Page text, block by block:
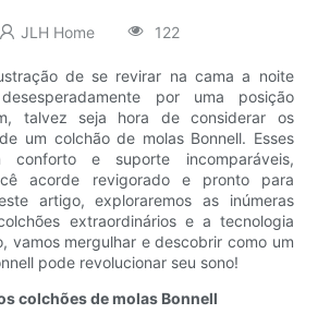
JLH Home 122
de se revirar na cama a noite
por uma posição
talvez seja hora de considerar os
um colchão de molas Bonnell. Esses
conforto e suporte incomparáveis,
acorde revigorado e pronto para
artigo, exploraremos as inúmeras
extraordinários e a tecnologia
vamos mergulhar e descobrir como um
pode revolucionar seu sono!
colchões de molas Bonnell